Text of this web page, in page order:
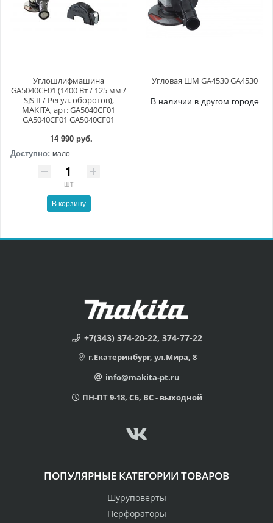
Углошлифмашина
GA5040CF01 (1400 Вт / 125 мм /
SJS II / Регул. оборотов),
MAKITA, арт: GA5040CF01
GA5040CF01 GA5040CF01
14 990 руб.
Доступно: мало
шт
В корзину
Угловая ШМ GA4530 GA4530
В наличии в другом городе
+7(343) 374-20-22, 374-77-22
г.Екатеринбург, ул.Мира, 8
info@makita-pt.ru
ПН-ПТ 9-18, СБ, ВС - выходной
ПОПУЛЯРНЫЕ КАТЕГОРИИ ТОВАРОВ
Шуруповерты
Перфораторы